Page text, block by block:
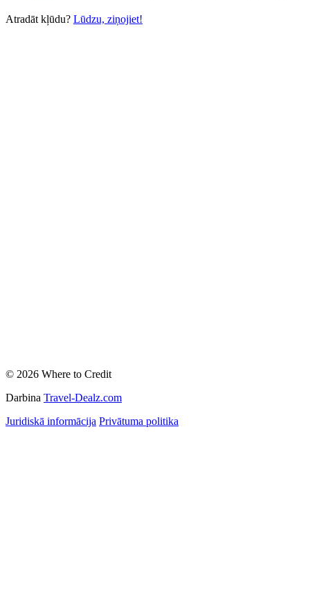
Atradāt kļūdu? Lūdzu, ziņojiet!
© 2026 Where to Credit
Darbina Travel-Dealz.com
Juridiskā informācija Privātuma politika